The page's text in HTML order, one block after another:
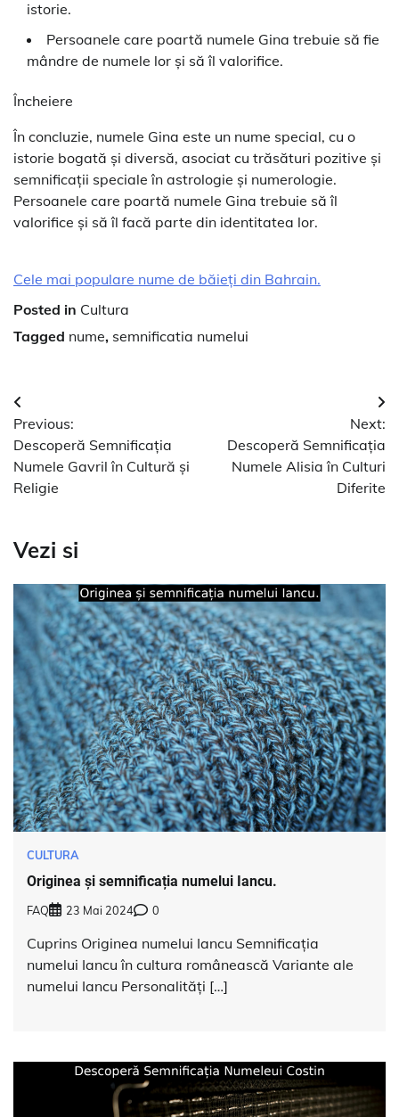
istorie.
Persoanele care poartă numele Gina trebuie să fie
mândre de numele lor și să îl valorifice.
Încheiere
În concluzie, numele Gina este un nume special, cu o
istorie bogată și diversă, asociat cu trăsături pozitive și
semnificații speciale în astrologie și numerologie.
Persoanele care poartă numele Gina trebuie să îl
valorifice și să îl facă parte din identitatea lor.
Cele mai populare nume de băieți din Bahrain.
Posted in Cultura
Tagged nume, semnificatia numelui
Navigare
în
articole
Previous:
Descoperă Semnificația
Numele Gavril în Cultură și
Religie
Next:
Descoperă Semnificația
Numele Alisia în Culturi
Diferite
Vezi si
CULTURA
Originea și semnificația numelui Iancu.
FAQ 23 Mai 2024 0
Cuprins Originea numelui Iancu Semnificația
numelui Iancu în cultura românească Variante ale
numelui Iancu Personalități […]